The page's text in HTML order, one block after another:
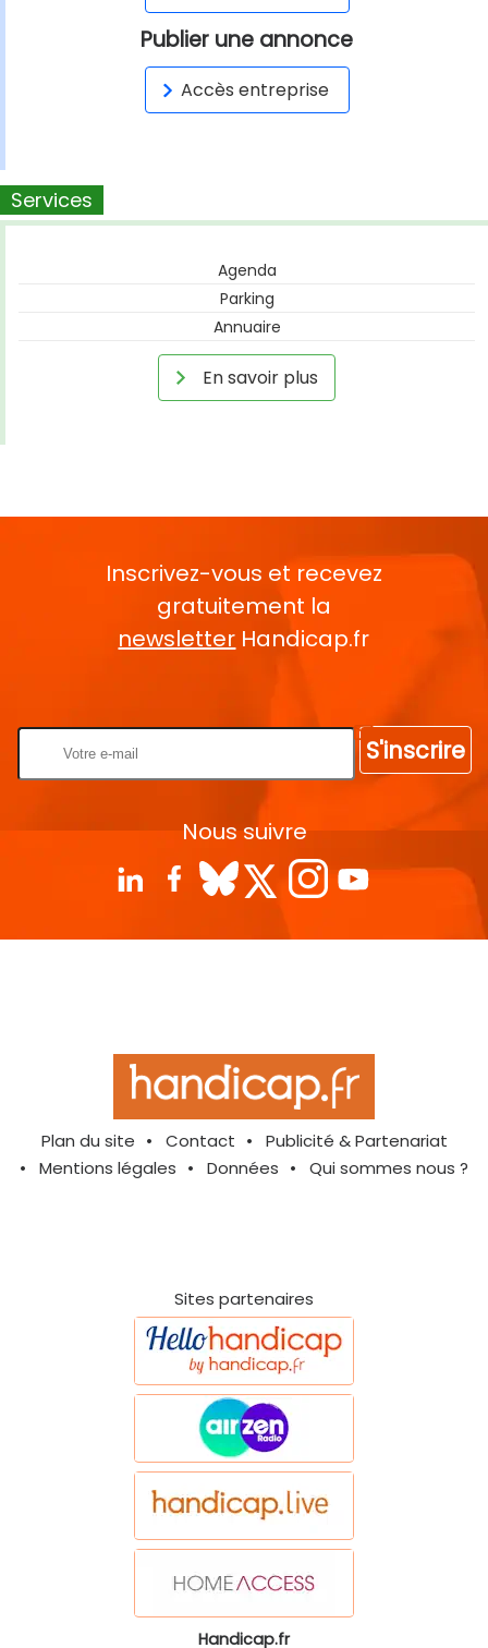
Publier une annonce
Accès entreprise
Services
Agenda
Parking
Annuaire
En savoir plus
Inscrivez-vous et recevez
gratuitement la
newsletter Handicap.fr
S'inscrire
Nous suivre
Plan du site Contact
Publicité & Partenariat
Mentions légales
Données Qui sommes nous ?
Sites partenaires
Handicap.fr